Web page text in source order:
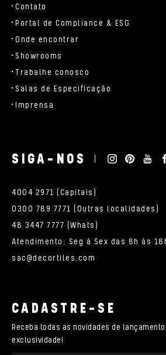
Contato
Portal de Compliance & ESG
Onde encontrar
Showrooms
Trabalhe conosco
Salas de Especificação
Imprensa
SIGA-NOS
4004 2971 (Capitais)
0300 789 7771 (Outras localidades)
48 3447 7777 (Whats)
Atendimento: Seg à Sex das 8h às
sac@decortiles.com
CADASTRE-SE
Receba todas as novidades de
exclusividade!